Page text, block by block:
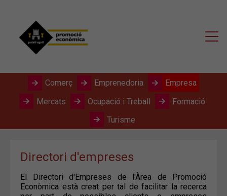
Comerç Emprenedoria
Empresa
Mercats
Ocupació i Treball
Formació
Turisme
Directori d'empreses
El Directori d'Empreses de l'Àrea de Promoció
Econòmica està creat per tal de facilitar la recerca